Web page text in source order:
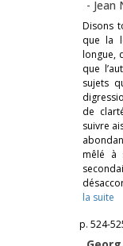
- Jean
Disons
que la
longue,
que
sujets
de
suivre
mêlé à
la suite
p. 524-